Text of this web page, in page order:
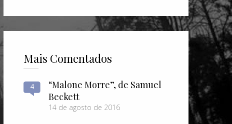
Mais Comentados
4
“Malone Morre”, de Samuel
Beckett
14 de agosto de 2016